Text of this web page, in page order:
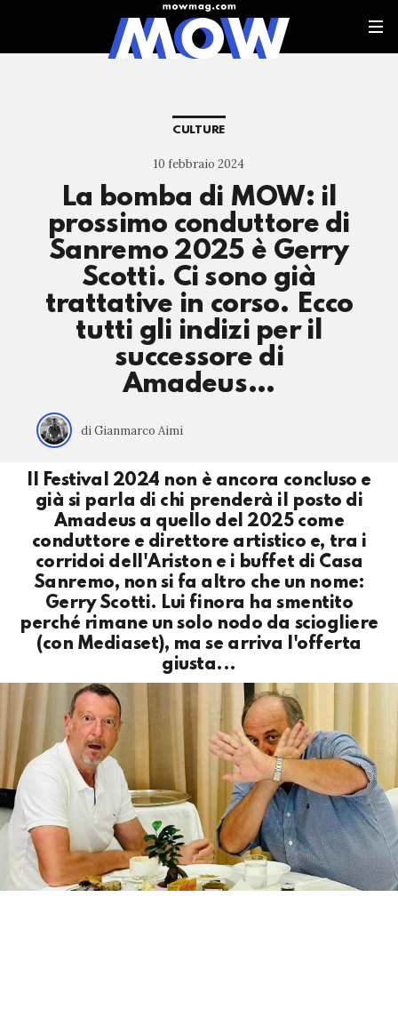
CULTURE
10 febbraio 2024
La bomba di MOW: il
prossimo conduttore di
Sanremo 2025 è Gerry
Scotti. Ci sono già
trattative in corso. Ecco
tutti gli indizi per il
successore di
Amadeus…
di Gianmarco Aimi
Il Festival 2024 non è ancora concluso e
già si parla di chi prenderà il posto di
Amadeus a quello del 2025 come
conduttore e direttore artistico e, tra i
corridoi dell'Ariston e i buffet di Casa
Sanremo, non si fa altro che un nome:
Gerry Scotti. Lui finora ha smentito
perché rimane un solo nodo da sciogliere
(con Mediaset), ma se arriva l'offerta
giusta...